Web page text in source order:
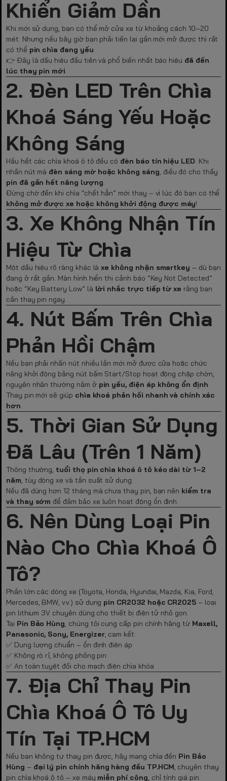
Khiển Giảm Dần
Khi mới sử dụng, bạn có thể mở cửa xe từ khoảng cách 10–20
mét. Nhưng nếu bây giờ bạn phải tiến lại gần mới mở được thì rất
có thể pin chìa đang yếu.
👉 Đây là dấu hiệu đầu tiên và phổ biến nhất báo hiệu đã đến
lúc thay pin mới.
2. Đèn LED Trên Chìa
Khoá Sáng Yếu Hoặc
Không Sáng
Hầu hết các chìa khoá ô tô đều có đèn báo tín hiệu LED. Khi
nhấn nút mà đèn sáng mờ hoặc không sáng, điều đó cho thấy
pin đã gần hết năng lượng.
Đừng chờ đến khi chìa “chết hẳn” mới thay – vì lúc đó bạn có thể
không mở được xe hoặc không khởi động được máy!
3. Xe Không Nhận Tín
Hiệu Từ Chìa
Một dấu hiệu rõ ràng khác làxe không nhận smartkey – dù bạn
đang ở rất gần. Màn hình hiển thị cảnh báo “Key Not Detected”
hoặc “Key Battery Low” là lời nhắc trực tiếp từ xe rằng bạn
cần thay pin ngay.
4. Nút Bấm Trên Chìa
Phản Hồi Chậm
Nếu bạn phải nhấn nút nhiều lần mới mở được cửa hoặc chức
năng khởi động bằng nút bấm Start/Stop hoạt động chập chờn,
nguyên nhân thường nằm ở pin yếu, điện áp không ổn định.
Thay pin mới sẽ giúp chìa khoá phản hồi nhanh và chính xác
hơn.
5. Thời Gian Sử Dụng
Đã Lâu (Trên 1 Năm)
Thông thường, tuổi thọ pin chìa khoá ô tô kéo dài từ 1–2
năm, tùy dòng xe và tần suất sử dụng.
Nếu đã dùng hơn 12 tháng mà chưa thay pin, bạn nên kiểm tra
và thay sớm để đảm bảo xe luôn hoạt động ổn định.
6. Nên Dùng Loại Pin
Nào Cho Chìa Khoá Ô
Tô?
Phần lớn các dòng xe (Toyota, Honda, Hyundai, Mazda, Kia, Ford,
Mercedes, BMW, v.v.) sử dụng pin CR2032 hoặc CR2025 – loại
pin lithium 3V chuyên dùng cho thiết bị điện tử nhỏ gọn.
Tại Pin Bảo Hùng, chúng tôi cung cấp pin chính hãng từ Maxell,
Panasonic, Sony, Energizer, cam kết:
✅ Dung lượng chuẩn – ổn định điện áp
✅ Không rò rỉ, không phồng pin
✅ An toàn tuyệt đối cho mạch điện chìa khóa
7. Địa Chỉ Thay Pin
Chìa Khoá Ô Tô Uy
Tín Tại TP.HCM
Nếu bạn không tự thay pin được, hãy mang chìa đến Pin Bảo
Hùng – đại lý pin chính hãng hàng đầu TP.HCM, chuyên thay
pin chìa khoá ô tô – xe máy miễn phí công, chỉ tính giá pin.